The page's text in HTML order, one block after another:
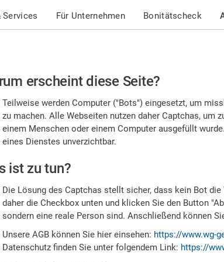
Services Für Unternehmen Bonitätscheck
erscheint diese Seite?
Teilweise werden Computer ("Bots") eingesetzt, um
zu machen. Alle Webseiten nutzen daher Captchas, um
einem Menschen oder einem Computer ausgefüllt
eines Dienstes unverzichtbar.
ist zu tun?
Die Lösung des Captchas stellt sicher, dass kein Bot
daher die Checkbox unten und klicken Sie den Button
sondern eine reale Person sind. Anschließend können
Unsere AGB können Sie hier einsehen: https://www.wg-
Datenschutz finden Sie unter folgendem Link: https://